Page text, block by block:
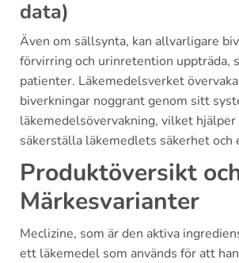
data)
Även om sällsynta, kan allvarligare
förvirring och urinretention uppträda,
patienter. Läkemedelsverket
biverkningar noggrant genom sitt
läkemedelsövervakning, vilket
säkerställa läkemedlets säkerhet
Produktöversikt
Märkesvarianter
Meclizine, som är den aktiva
ett läkemedel som används för att